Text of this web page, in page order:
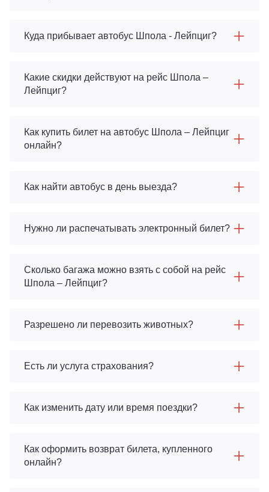
Куда прибывает автобус Шпола - Лейпциг?
Какие скидки действуют на рейс Шпола –
Лейпциг?
Как купить билет на автобус Шпола – Лейпциг
онлайн?
Как найти автобус в день выезда?
Нужно ли распечатывать электронный билет?
Сколько багажа можно взять с собой на рейс
Шпола – Лейпциг?
Разрешено ли перевозить животных?
Есть ли услуга страхования?
Как изменить дату или время поездки?
Как оформить возврат билета, купленного
онлайн?